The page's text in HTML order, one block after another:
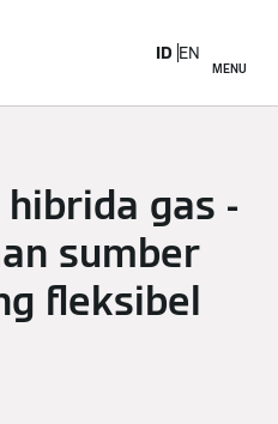
MENU
ID EN
gas -
sumber
fleksibel